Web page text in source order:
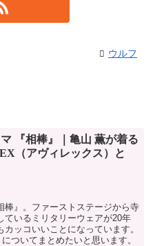
ウルフ
『相棒』｜亀山 薫が着る
（アヴィレックス）と
棒』。ファーストステージから寺
ているミリタリーウェアが20年
ッコいいことになっています。
ついてまとめたいと思います。